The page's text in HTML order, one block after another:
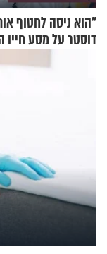
"הוא ניסה לחטוף
דוסטר על מסע